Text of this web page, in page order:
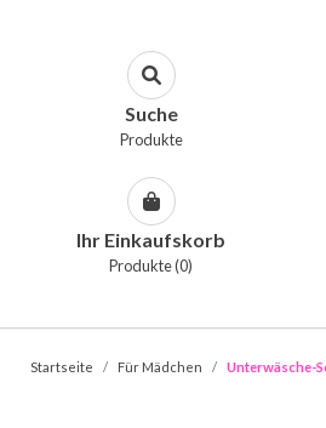
Suche
Produkte
Ihr Einkaufskorb
Produkte (0)
Startseite Für Mädchen Unterwäsche-